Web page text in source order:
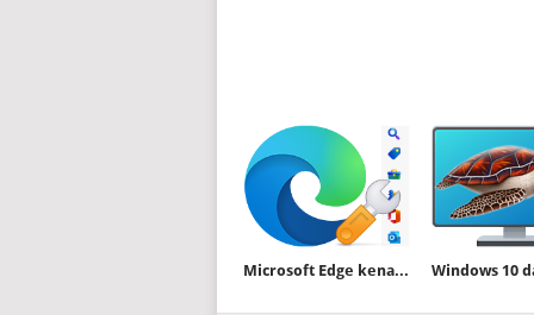
Microsoft Edge kenar çubuğu nasıl gizlenir